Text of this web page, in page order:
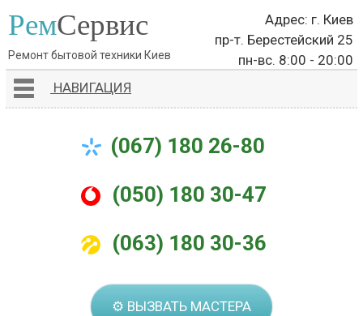
РемСервис
Ремонт бытовой техники Киев
Адрес: г. Киев
пр-т. Берестейский 25
пн-вс. 8:00 - 20:00
НАВИГАЦИЯ
(067) 180 26-80
(050) 180 30-47
(063) 180 30-36
⚙ ВЫЗВАТЬ МАСТЕРА